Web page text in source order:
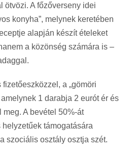
ötvözi. A főzőverseny idei
konyha”, melynek keretében
alapján készít ételeket
a közönség számára is –
a „gömöri
1 darabja 2 eurót ér és
A bevétel 50%-át
támogatására
szociális osztály osztja szét.